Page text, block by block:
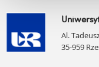
Al.
35-959